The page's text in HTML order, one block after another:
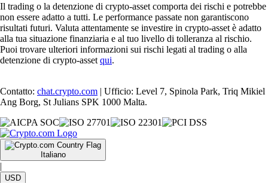
Il trading o la detenzione di crypto-asset comporta dei rischi e potrebbe
non essere adatto a tutti. Le performance passate non garantiscono
risultati futuri. Valuta attentamente se investire in crypto-asset è adatto
alla tua situazione finanziaria e al tuo livello di tolleranza al rischio.
Puoi trovare ulteriori informazioni sui rischi legati al trading o alla
detenzione di crypto-asset qui.
Contatto: chat.crypto.com | Ufficio: Level 7, Spinola Park, Triq Mikiel
Ang Borg, St Julians SPK 1000 Malta.
Italiano
|
USD